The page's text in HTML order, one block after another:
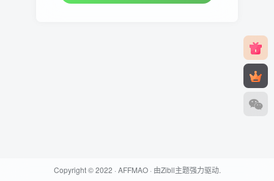
Copyright © 2022 · AFFMAO· 由Zibll主题强力驱动.